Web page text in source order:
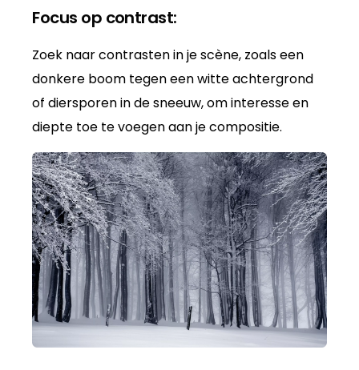
Focus op contrast:
Zoek naar contrasten in je scène, zoals een
donkere boom tegen een witte achtergrond
of diersporen in de sneeuw, om interesse en
diepte toe te voegen aan je compositie.